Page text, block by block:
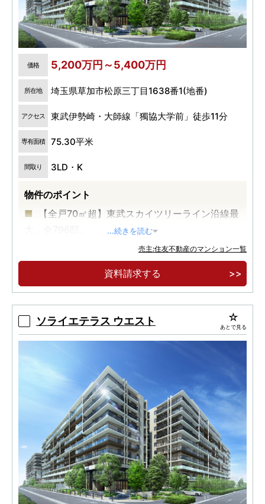
価格 5,200万円～5,400万円
所在地 埼玉県草加市松原三丁目1638番1(地番)
アクセス 東武伊勢崎・大師線「獨協大学前」徒歩11分
専有面積 75.30平米
間取り 3LD・K
物件のポイント
【全戸70㎡超】東武スカイツリーライン沿線最
大規模地区計画により、緑豊かに生まれ変わっ
た美しい街並み。大型商業施設トーブイコート徒
き中心、75m2中心のゆとりと豊富な大型収納。
...続きを読む
売主:住友不動産のマンション一覧
資料請求する
ソライエテラス ウエスト あとで見る